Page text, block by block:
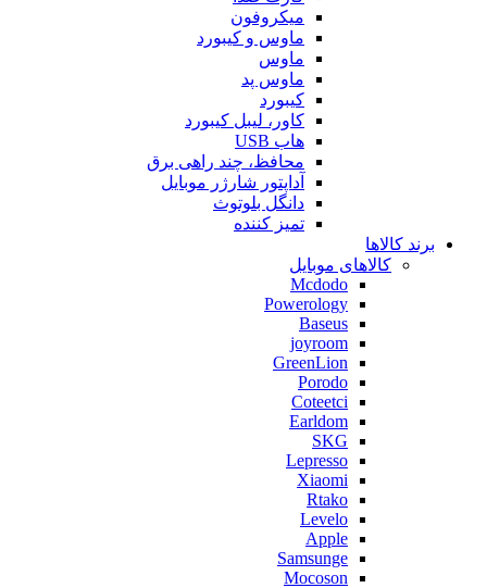
میکروفون
ماوس و کیبورد
ماوس
ماوس پد
کیبورد
کاور، لیبل کیبورد
هاب USB
محافظ، چند راهی برق
آداپتور شارژر موبایل
دانگل بلوتوث
تمیز کننده
برند کالاها
کالاهای موبایل
Mcdodo
Powerology
Baseus
joyroom
GreenLion
Porodo
Coteetci
Earldom
SKG
Lepresso
Xiaomi
Rtako
Levelo
Apple
Samsunge
Mocoson